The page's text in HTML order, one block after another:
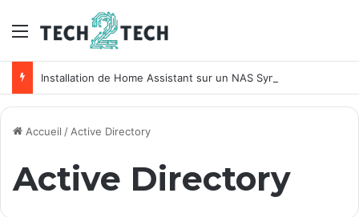
Menu
Installation de Home Assistant sur un NAS Synology
Accueil /Active Directory
Active Directory